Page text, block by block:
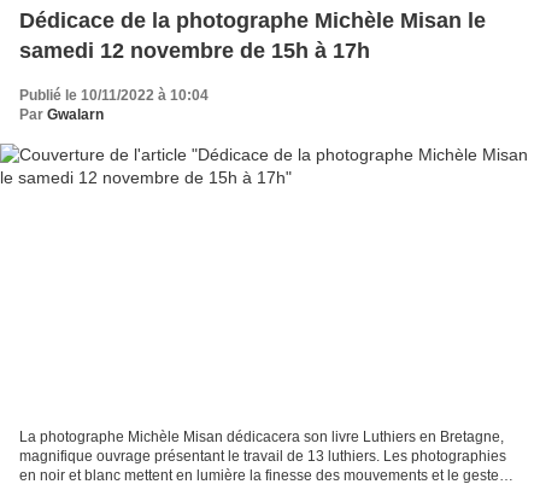
Dédicace de la photographe Michèle Misan le
samedi 12 novembre de 15h à 17h
Publié le 10/11/2022 à 10:04
Par Gwalarn
La photographe Michèle Misan dédicacera son livre Luthiers en Bretagne,
magnifique ouvrage présentant le travail de 13 luthiers. Les photographies
en noir et blanc mettent en lumière la finesse des mouvements et le geste